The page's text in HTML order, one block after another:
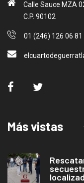
Calle Sauce MZA
C.P. 90102
01 (246) 126 06 81
Más vistas